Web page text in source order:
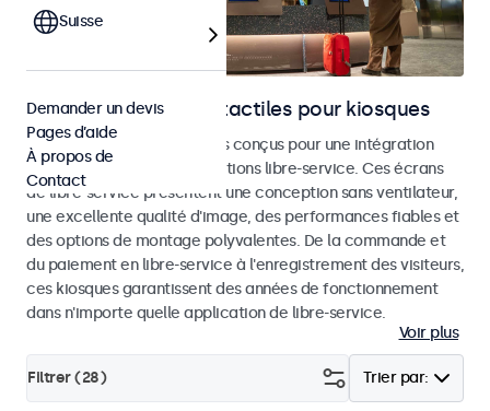
Moniteurs et écrans tactiles pour kiosques
Moniteurs et écrans tactiles conçus pour une intégration
dans les kiosques et les solutions libre-service. Ces écrans
de libre-service présentent une conception sans ventilateur,
une excellente qualité d'image, des performances fiables et
des options de montage polyvalentes. De la commande et
du paiement en libre-service à l'enregistrement des visiteurs,
ces kiosques garantissent des années de fonctionnement
dans n'importe quelle application de libre-service.
Voir plus
Trier par:
Filtrer (28)
Suisse
Demander un devis
Pages d’aide
À propos de
Contact